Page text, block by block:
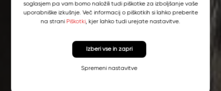
soglasjem pa vam bomo naložili tudi piškotke za izboljšanje vaše
uporabniške izkušnje. Več informacij o piškotkih si lahko preberite
na strani Piškotki, kjer lahko tudi urejate nastavitve.
Spremeni nastavitve
Izberi vse in zapri